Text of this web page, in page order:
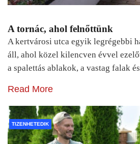
A tornác, ahol felnőttünk
A kertvárosi utca egyik legrégebbi
áll, ahol közel kilencven évvel
a spalettás ablakok, a vastag falak
Read More
TIZENHETEDIK